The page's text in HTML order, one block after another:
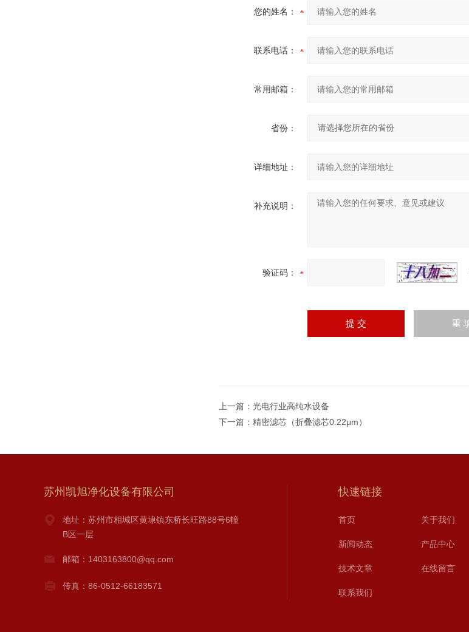
您的姓名：
联系电话：
常用邮箱：
省份：
详细地址：
补充说明：
验证码：
上一篇： 光电行业高纯水设备
下一篇： 精密滤芯（折叠滤芯0.22μm）
苏州凯旭净化设备有限公司
地址：苏州市相城区黄埭镇东桥长旺路88号6幢
B区一层
邮箱：1403163800@qq.com
传真：86-0512-66183571
快速链接
首页 关于我们
新闻动态 产品中心
技术文章 在线留言
联系我们